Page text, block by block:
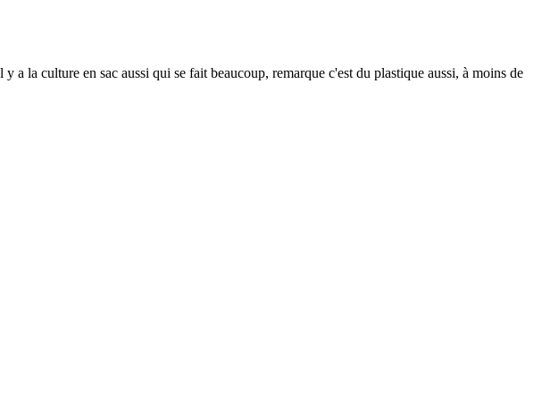
a la culture en sac aussi qui se fait beaucoup, remarque c'est du plastique aussi, à moins de